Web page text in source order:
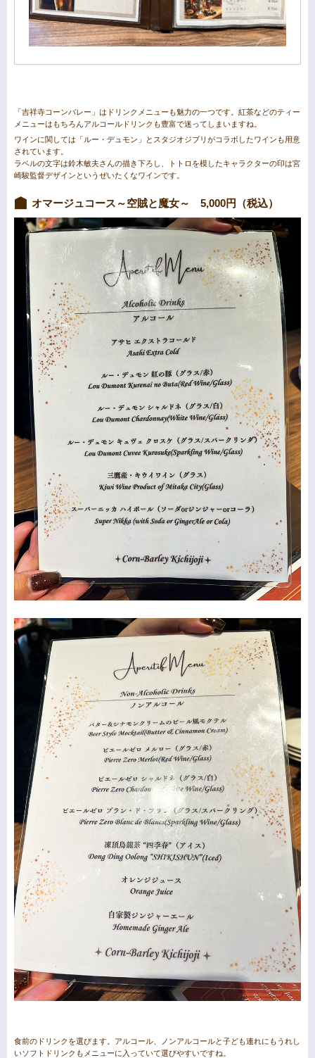
「吉祥寺コーンバレー」はドリンクメニューも魅力の一つです。紅茶などのティー
メニューはもちろんアルコールドリンクも豊富で迷ってしまいますね。
ワインに関しては「ルー・デュモン」とスタジオジブリがコラボしたワインも用意
されています。
ラベルの文字は鈴木敏夫さんの描き下ろし、トトロを模したキャラクターの印は宮
崎駿監督デザインというぜいたくなワインです。
オマージュコース～空賊と魔女～ 5,000円（税込）
食前のドリンクを選びます。アルコール、ノンアルコールと子ども連れにもうれし
いソフトドリンクもメニューに入っていて選びやすいですね。